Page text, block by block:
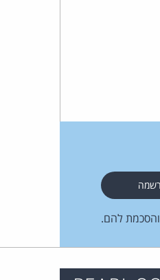
והסכמת להם.